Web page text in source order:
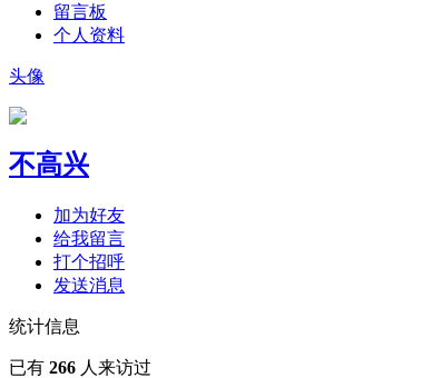
留言板
个人资料
头像
不高兴
加为好友
给我留言
打个招呼
发送消息
统计信息
已有 266 人来访过